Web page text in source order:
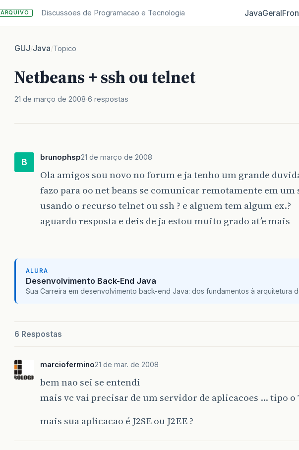
ARQUIVO Discussoes de Programacao e Tecnologia JavaGeral
GUJ/Java/Topico
Netbeans + ssh ou telnet
21 de março de 2008 6 respostas
B brunophsp21 de março de 2008
Ola amigos sou novo no forum e ja tenho um grande
fazo para oo net beans se comunicar remotamente em
usando o recurso telnet ou ssh ? e alguem tem algum ex.?
aguardo resposta e deis de ja estou muito grado at’e mais
ALURA
Desenvolvimento Back-End Java
Sua Carreira em desenvolvimento back-end Java: dos fundamentos à arquitetura
6 Respostas
marciofermino21 de mar. de 2008
bem nao sei se entendi
mais vc vai precisar de um servidor de aplicacoes … tipo o
mais sua aplicacao é J2SE ou J2EE ?